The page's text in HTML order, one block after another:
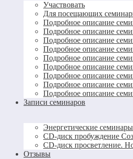
Участвовать
Для посещающих
Подробное описание
Подробное описание
Подробное описание
Подробное описание
Подробное описание
Подробное описание
Подробное описание
Подробное описание
Подробное описание
Записи семинаров
Энергетические
CD-диск пробуждение
CD-диск просветление.
Отзывы